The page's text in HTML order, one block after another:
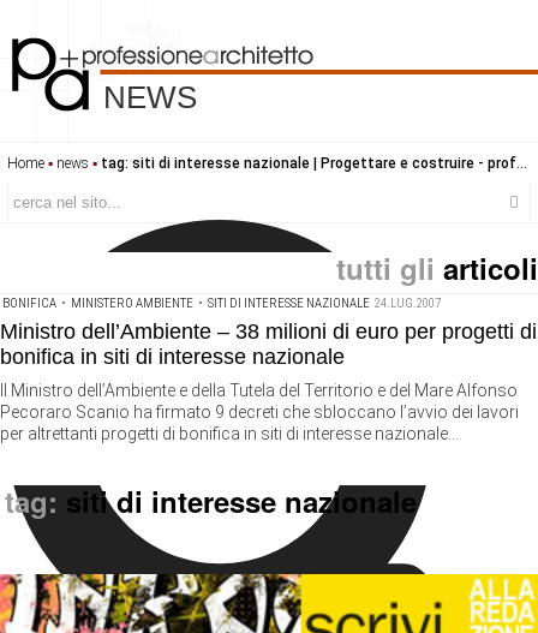
NEWS
Home ▪ news ▪ tag: siti di interesse nazionale | Progettare e costruire - professione architetto
tutti gli articoli
BONIFICA • MINISTERO AMBIENTE • SITI DI INTERESSE NAZIONALE 24.LUG.2007
Ministro dell’Ambiente – 38 milioni di euro per progetti di
bonifica in siti di interesse nazionale
Il Ministro dell’Ambiente e della Tutela del Territorio e del Mare Alfonso
Pecoraro Scanio ha firmato 9 decreti che sbloccano l’avvio dei lavori
per altrettanti progetti di bonifica in siti di interesse nazionale...
tag: siti di interesse nazionale